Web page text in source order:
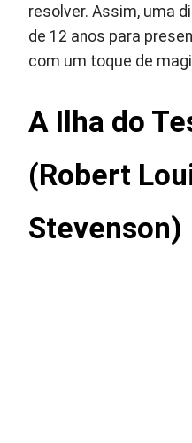
resolver. Assim, uma
de 12 anos para
com um toque de
A Ilha do
(Robert
Stevenson)